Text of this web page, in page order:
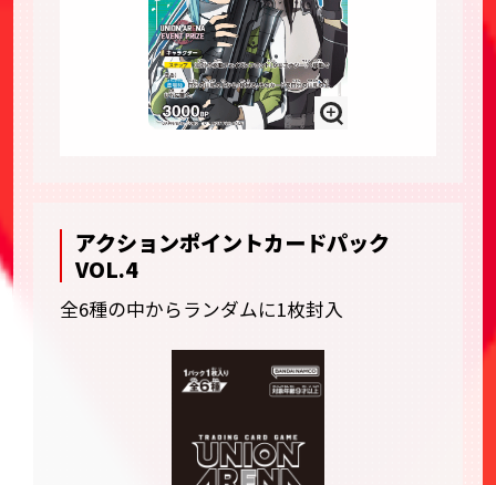
アクションポイントカードパック
VOL.4
全6種の中からランダムに1枚封入